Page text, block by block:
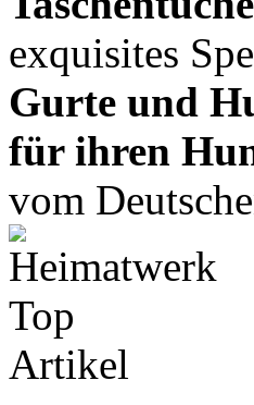
exquisites
Gurte und
für ihren
vom